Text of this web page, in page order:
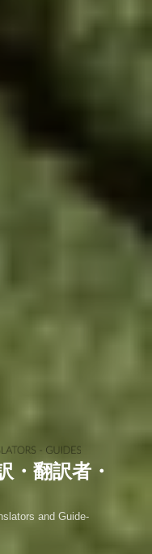
・翻訳者・
and Guide-